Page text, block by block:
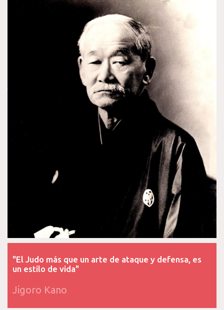
"El Judo más que un arte de ataque y defensa, es
un estilo de vida"
Jigoro Kano